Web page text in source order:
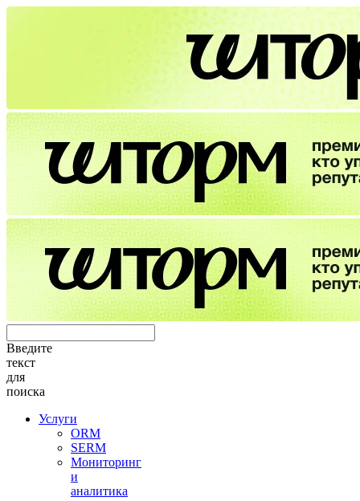
Введите
текст
для
поиска
Услуги
ORM
SERM
Мониторинг
и
аналитика